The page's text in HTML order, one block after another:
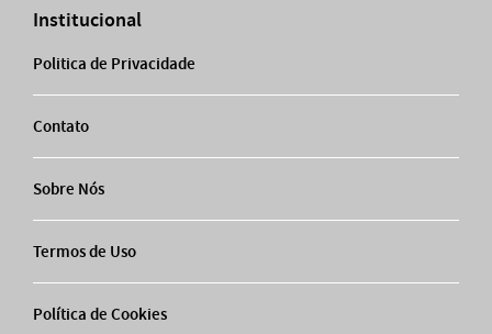
Institucional
Politica de Privacidade
Contato
Sobre Nós
Termos de Uso
Política de Cookies